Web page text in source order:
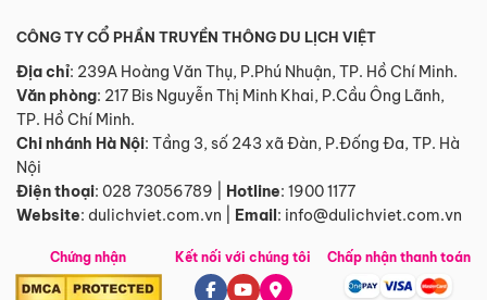
CÔNG TY CỔ PHẦN TRUYỀN THÔNG DU LỊCH VIỆT
Địa chỉ: 239A Hoàng Văn Thụ, P.Phú Nhuận, TP. Hồ Chí Minh.
Văn phòng: 217 Bis Nguyễn Thị Minh Khai, P.Cầu Ông Lãnh,
TP. Hồ Chí Minh.
Chi nhánh Hà Nội: Tầng 3, số 243 xã Đàn, P.Đống Đa, TP. Hà
Nội
Điện thoại: 028 73056789 Hotline: 1900 1177
Website: dulichviet.com.vn Email: info@dulichviet.com.vn
Chứng nhận Kết nối với chúng tôi Chấp nhận thanh toán